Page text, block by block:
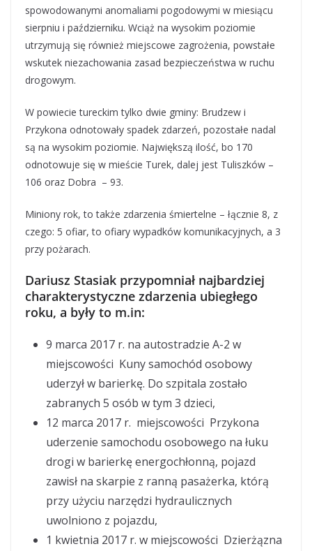
spowodowanymi anomaliami pogodowymi w miesiącu
sierpniu i październiku. Wciąż na wysokim poziomie
utrzymują się również miejscowe zagrożenia, powstałe
wskutek niezachowania zasad bezpieczeństwa w ruchu
drogowym.
W powiecie tureckim tylko dwie gminy: Brudzew i
Przykona odnotowały spadek zdarzeń, pozostałe nadal
są na wysokim poziomie. Największą ilość, bo 170
odnotowuje się w mieście Turek, dalej jest Tuliszków –
106 oraz Dobra – 93.
Miniony rok, to także zdarzenia śmiertelne – łącznie 8, z
czego: 5 ofiar, to ofiary wypadków komunikacyjnych, a 3
przy pożarach.
Dariusz Stasiak przypomniał najbardziej
charakterystyczne zdarzenia ubiegłego
roku, a były to m.in:
9 marca 2017 r. na autostradzie A-2 w
miejscowości Kuny samochód osobowy
uderzył w barierkę. Do szpitala zostało
zabranych 5 osób w tym 3 dzieci,
12 marca 2017 r. miejscowości Przykona
uderzenie samochodu osobowego na łuku
drogi w barierkę energochłonną, pojazd
zawisł na skarpie z ranną pasażerka, którą
przy użyciu narzędzi hydraulicznych
uwolniono z pojazdu,
1 kwietnia 2017 r. w miejscowości Dzierżązna